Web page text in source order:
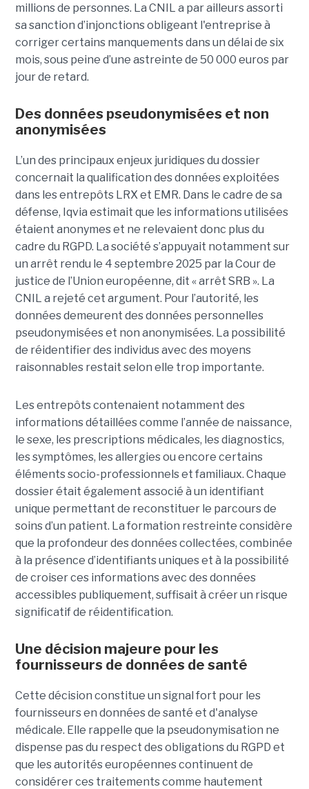
millions de personnes. La CNIL a par ailleurs assorti
sa sanction d’injonctions obligeant l'entreprise à
corriger certains manquements dans un délai de six
mois, sous peine d’une astreinte de 50 000 euros par
jour de retard.
Des données pseudonymisées et non
anonymisées
L’un des principaux enjeux juridiques du dossier
concernait la qualification des données exploitées
dans les entrepôts LRX et EMR. Dans le cadre de sa
défense, Iqvia estimait que les informations utilisées
étaient anonymes et ne relevaient donc plus du
cadre du RGPD. La société s’appuyait notamment sur
un arrêt rendu le 4 septembre 2025 par la Cour de
justice de l’Union européenne, dit « arrêt SRB ». La
CNIL a rejeté cet argument. Pour l’autorité, les
données demeurent des données personnelles
pseudonymisées et non anonymisées. La possibilité
de réidentifier des individus avec des moyens
raisonnables restait selon elle trop importante.
Les entrepôts contenaient notamment des
informations détaillées comme l’année de naissance,
le sexe, les prescriptions médicales, les diagnostics,
les symptômes, les allergies ou encore certains
éléments socio-professionnels et familiaux. Chaque
dossier était également associé à un identifiant
unique permettant de reconstituer le parcours de
soins d’un patient. La formation restreinte considère
que la profondeur des données collectées, combinée
à la présence d’identifiants uniques et à la possibilité
de croiser ces informations avec des données
accessibles publiquement, suffisait à créer un risque
significatif de réidentification.
Une décision majeure pour les
fournisseurs de données de santé
Cette décision constitue un signal fort pour les
fournisseurs en données de santé et d'analyse
médicale. Elle rappelle que la pseudonymisation ne
dispense pas du respect des obligations du RGPD et
que les autorités européennes continuent de
considérer ces traitements comme hautement